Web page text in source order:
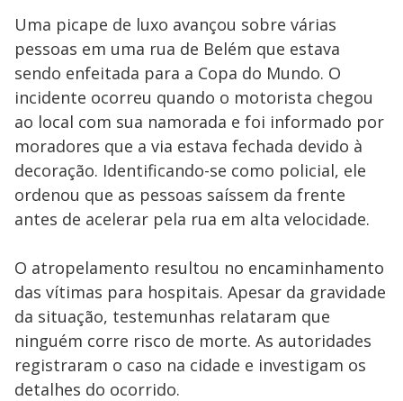
Criminosos vendem
ingressos falsos e
ainda roubam
identidades de
vítimas
Uma picape de luxo avançou sobre várias
pessoas em uma rua de Belém que estava
sendo enfeitada para a Copa do Mundo. O
incidente ocorreu quando o motorista chegou
ao local com sua namorada e foi informado por
moradores que a via estava fechada devido à
decoração. Identificando-se como policial, ele
ordenou que as pessoas saíssem da frente
antes de acelerar pela rua em alta velocidade.
O atropelamento resultou no encaminhamento
das vítimas para hospitais. Apesar da gravidade
da situação, testemunhas relataram que
ninguém corre risco de morte. As autoridades
registraram o caso na cidade e investigam os
detalhes do ocorrido.